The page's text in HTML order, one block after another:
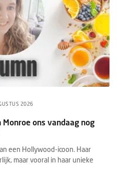
2026
Monroe ons vandaag nog
een Hollywood-icoon. Haar
maar vooral in haar unieke